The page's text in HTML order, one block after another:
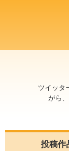
ツイッタ
がら
投稿作